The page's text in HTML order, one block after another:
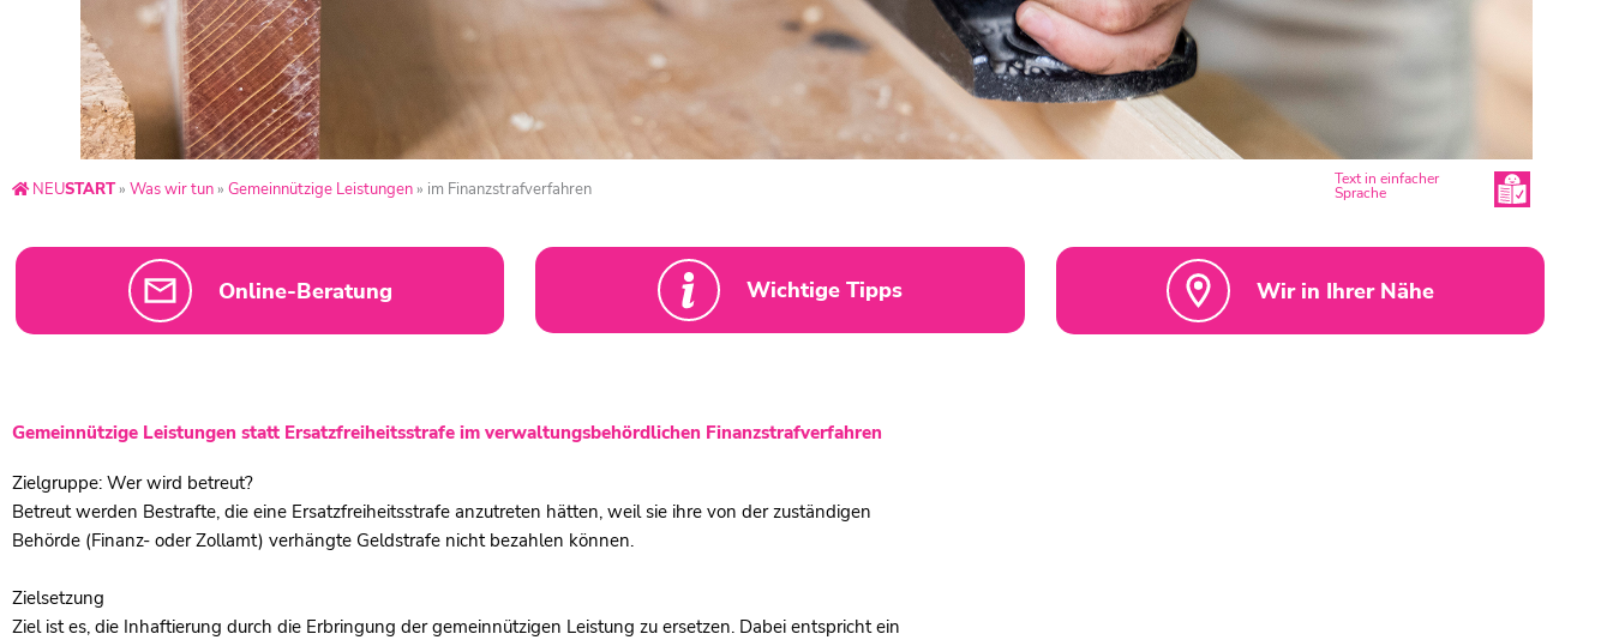
NEUSTART» Was wir tun» Gemeinnützige Leistungen» im Finanzstrafverfahren Text in einfacher
Sprache
Online-Beratung Wichtige Tipps Wir in Ihrer Nähe
Gemeinnützige Leistungen statt Ersatzfreiheitsstrafe im verwaltungsbehördlichen Finanzstrafverfahren
Zielgruppe: Wer wird betreut?
Betreut werden Bestrafte, die eine Ersatzfreiheitsstrafe anzutreten hätten, weil sie ihre von der zuständigen
Behörde (Finanz- oder Zollamt) verhängte Geldstrafe nicht bezahlen können.
Zielsetzung
Ziel ist es, die Inhaftierung durch die Erbringung der gemeinnützigen Leistung zu ersetzen. Dabei entspricht ein